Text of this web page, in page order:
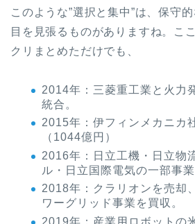
このような”選択と集中”は、保守
目を見張るものがありますね。こ
クリまとめただけでも、
2014年：三菱重工業と火力
統合。
2015年：伊フィンメカニカ
（1044億円）
2016年：日立工機・日立物
ル・日立国際電気の一部事
2018年：クラリオンを売却
ワーグリッド事業を買収。
2019年：産業用ロボットの